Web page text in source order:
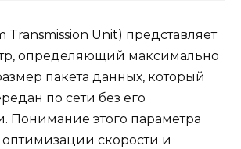
Transmission Unit) представляет
определяющий максимально
пакета данных, который
по сети без его
Понимание этого параметра
скорости и